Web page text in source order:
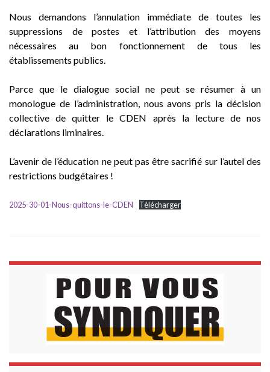
Nous demandons l’annulation immédiate de toutes les
suppressions de postes et l’attribution des moyens
nécessaires au bon fonctionnement de tous les
établissements publics.
Parce que le dialogue social ne peut se résumer à un
monologue de l’administration, nous avons pris la décision
collective de quitter le CDEN après la lecture de nos
déclarations liminaires.
L’avenir de l’éducation ne peut pas être sacrifié sur l’autel des
restrictions budgétaires !
2025-30-01-Nous-quittons-le-CDEN Télécharger